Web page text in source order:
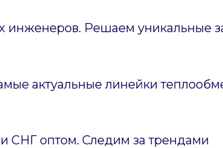
Решаем уникальные
актуальные линейки
СНГ оптом. Следим за трендами